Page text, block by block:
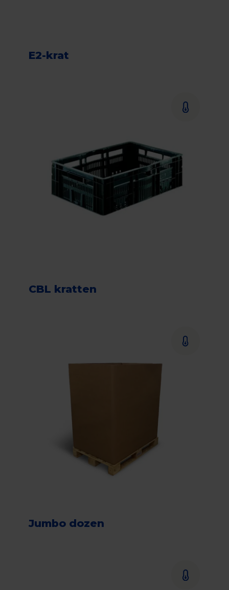
E2-krat
CBL kratten
Jumbo dozen